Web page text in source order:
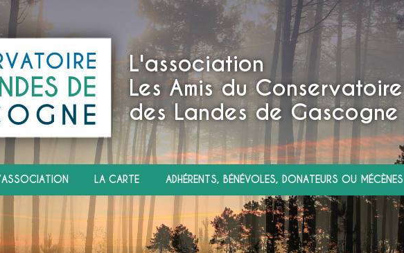
L'association
Les Amis du Conservatoire
des Landes de Gascogne
LA CARTE ADHÉRENTS, BÉNÉVOLES, DONATEURS OU MÉCÈNES